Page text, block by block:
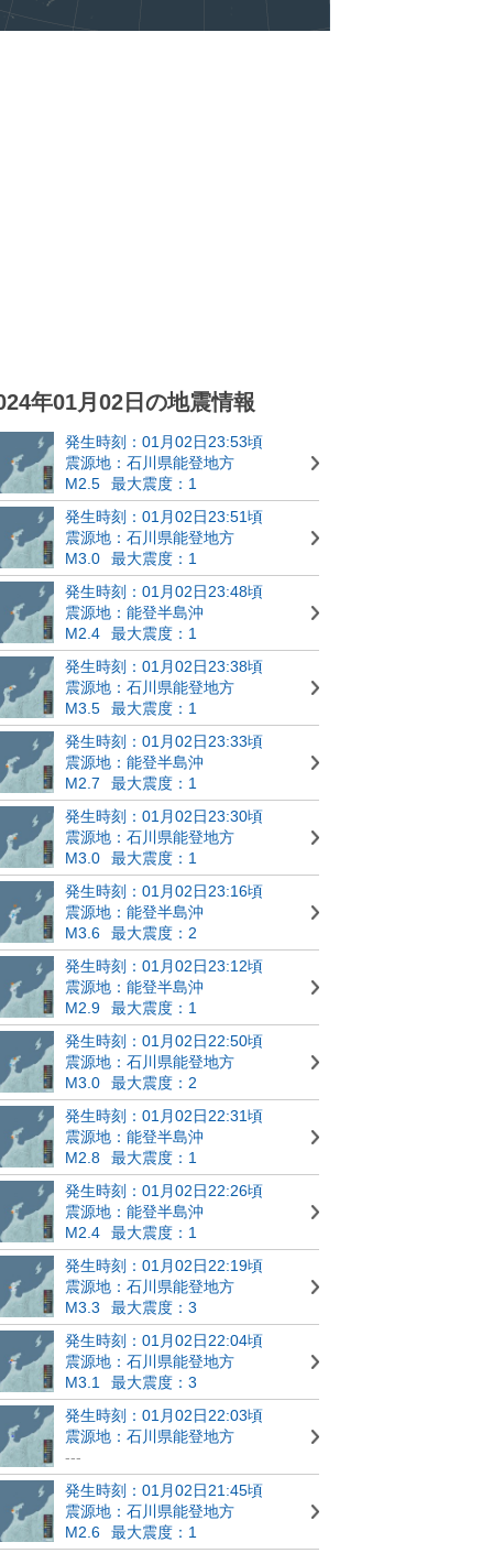
年01月02日の地震情報
発生時刻：01月02日23:53頃
震源地：石川県能登地方
M2.5
最大震度：1
発生時刻：01月02日23:51頃
震源地：石川県能登地方
M3.0
最大震度：1
発生時刻：01月02日23:48頃
震源地：能登半島沖
M2.4
最大震度：1
発生時刻：01月02日23:38頃
震源地：石川県能登地方
M3.5
最大震度：1
発生時刻：01月02日23:33頃
震源地：能登半島沖
M2.7
最大震度：1
発生時刻：01月02日23:30頃
震源地：石川県能登地方
M3.0
最大震度：1
発生時刻：01月02日23:16頃
震源地：能登半島沖
M3.6
最大震度：2
発生時刻：01月02日23:12頃
震源地：能登半島沖
M2.9
最大震度：1
発生時刻：01月02日22:50頃
震源地：石川県能登地方
M3.0
最大震度：2
発生時刻：01月02日22:31頃
震源地：能登半島沖
M2.8
最大震度：1
発生時刻：01月02日22:26頃
震源地：能登半島沖
M2.4
最大震度：1
発生時刻：01月02日22:19頃
震源地：石川県能登地方
M3.3
最大震度：3
発生時刻：01月02日22:04頃
震源地：石川県能登地方
M3.1
最大震度：3
発生時刻：01月02日22:03頃
震源地：石川県能登地方
---
発生時刻：01月02日21:45頃
震源地：石川県能登地方
M2.6
最大震度：1